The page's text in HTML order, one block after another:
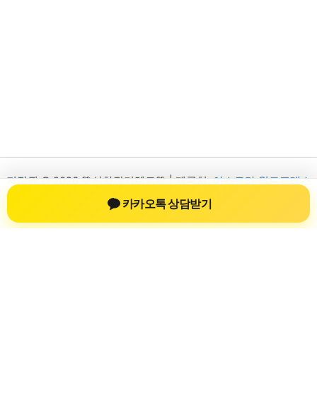
저작권 © 2026 💚신차장기렌트💚 | 제공처:
아스트라 워드프레스
테마
카카오톡 상담받기